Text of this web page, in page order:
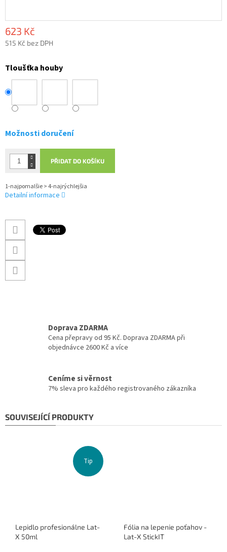
623 Kč
515 Kč bez DPH
cena:
Tloušťka houby
Možnosti doručení
PŘIDAT DO KOŠÍKU
1-najpomalšie > 4-najrýchlejšia
Detailní informace
Doprava ZDARMA
Cena přepravy od 95 Kč. Doprava ZDARMA při
objednávce 2600 Kč a více
Ceníme si věrnost
7% sleva pro každého registrovaného zákazníka
SOUVISEJÍCÍ PRODUKTY
Tip
Lepidlo profesionálne Lat-
X 50ml
Fólia na lepenie poťahov -
Lat-X StickIT